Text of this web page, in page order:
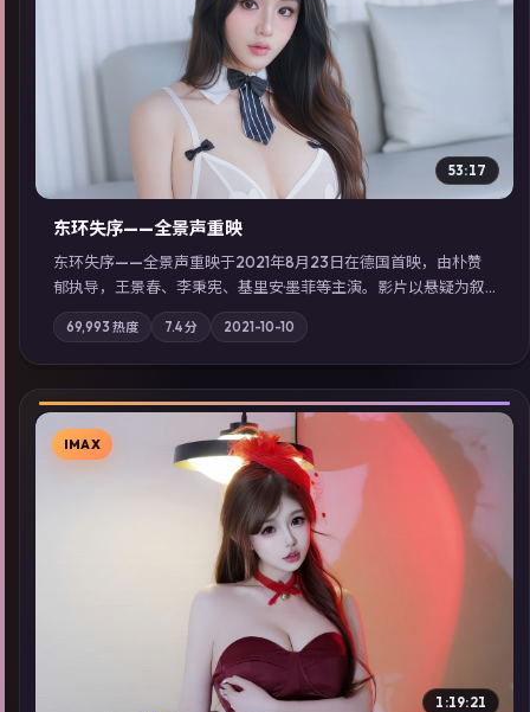
▶
53:17
东环失序——全景声重映
东环失序——全景声重映于2021年8月23日在德国首映，由朴赞
郁执导，王景春、李秉宪、基里安·墨菲等主演。影片以悬疑为叙
事主轴，科技与人性的边界在实验事故后逐渐模糊；摄影与配乐
强化地域气质；站内亦可通过「国产免费观看高清电视剧在线
看」延展检索同类型高分佳作，畅享高清在线追剧体验。
69,993 热度 7.4分 2021-10-10
▶
IMAX
1:19:21